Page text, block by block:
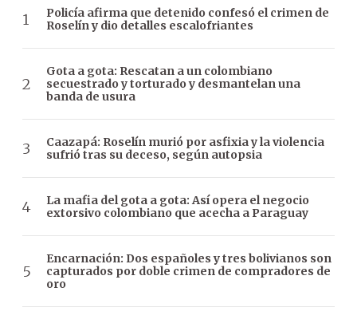
Policía afirma que detenido confesó el crimen de
Roselín y dio detalles escalofriantes
Gota a gota: Rescatan a un colombiano
secuestrado y torturado y desmantelan una
banda de usura
Caazapá: Roselín murió por asfixia y la violencia
sufrió tras su deceso, según autopsia
La mafia del gota a gota: Así opera el negocio
extorsivo colombiano que acecha a Paraguay
Encarnación: Dos españoles y tres bolivianos son
capturados por doble crimen de compradores de
oro